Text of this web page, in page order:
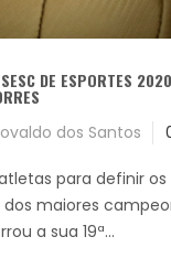
DE ESPORTES
dos Santos
para definir
maiores
a sua 19ª...